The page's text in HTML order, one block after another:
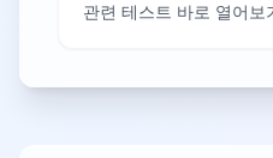
관련 테스트 바로 열어보